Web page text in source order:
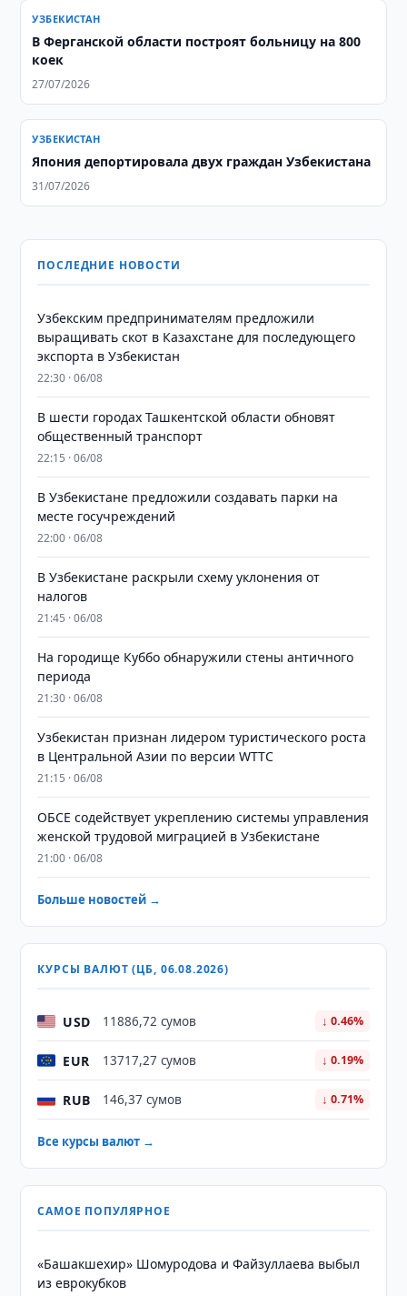
УЗБЕКИСТАН
В Ферганской области построят больницу на 800
коек
27/07/2026
УЗБЕКИСТАН
Япония депортировала двух граждан Узбекистана
31/07/2026
ПОСЛЕДНИЕ НОВОСТИ
Узбекским предпринимателям предложили
выращивать скот в Казахстане для последующего
экспорта в Узбекистан
22:30 · 06/08
В шести городах Ташкентской области обновят
общественный транспорт
22:15 · 06/08
В Узбекистане предложили создавать парки на
месте госучреждений
22:00 · 06/08
В Узбекистане раскрыли схему уклонения от
налогов
21:45 · 06/08
На городище Куббо обнаружили стены античного
периода
21:30 · 06/08
Узбекистан признан лидером туристического роста
в Центральной Азии по версии WTTC
21:15 · 06/08
ОБСЕ содействует укреплению системы управления
женской трудовой миграцией в Узбекистане
21:00 · 06/08
Больше новостей →
КУРСЫ ВАЛЮТ (ЦБ, 06.08.2026)
USD 11886,72 сумов ↓ 0.46%
EUR 13717,27 сумов ↓ 0.19%
RUB 146,37 сумов ↓ 0.71%
Все курсы валют →
САМОЕ ПОПУЛЯРНОЕ
«Башакшехир» Шомуродова и Файзуллаева выбыл
из еврокубков